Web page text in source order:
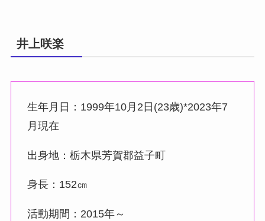
井上咲楽
生年月日：1999年10月2日(23歳)*2023年7
月現在
出身地：栃木県芳賀郡益子町
身長：152㎝
活動期間：2015年～